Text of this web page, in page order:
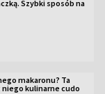
Szybki sposób na
makaronu? Ta
niego kulinarne cudo